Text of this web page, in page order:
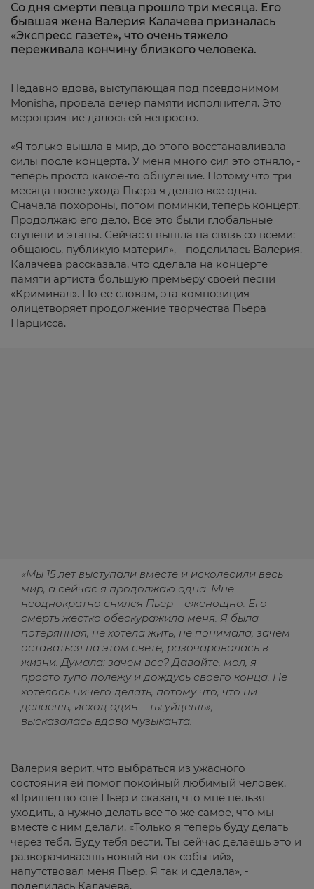
Со дня смерти певца прошло три месяца. Его
бывшая жена Валерия Калачева призналась
«Экспресс газете», что очень тяжело
переживала кончину близкого человека.
Недавно вдова, выступающая под псевдонимом
Monisha, провела вечер памяти исполнителя. Это
мероприятие далось ей непросто.
«Я только вышла в мир, до этого восстанавливала
силы после концерта. У меня много сил это отняло, -
теперь просто какое-то обнуление. Потому что три
месяца после ухода Пьера я делаю все одна.
Сначала похороны, потом поминки, теперь концерт.
Продолжаю его дело. Все это были глобальные
ступени и этапы. Сейчас я вышла на связь со всеми:
общаюсь, публикую материл», - поделилась Валерия.
Калачева рассказала, что сделала на концерте
памяти артиста большую премьеру своей песни
«Криминал». По ее словам, эта композиция
олицетворяет продолжение творчества Пьера
Нарцисса.
«Мы 15 лет выступали вместе и исколесили весь
мир, а сейчас я продолжаю одна. Мне
неоднократно снился Пьер – еженощно. Его
смерть жестко обескуражила меня. Я была
потерянная, не хотела жить, не понимала, зачем
оставаться на этом свете, разочаровалась в
жизни. Думала: зачем все? Давайте, мол, я
просто тупо полежу и дождусь своего конца. Не
хотелось ничего делать, потому что, что ни
делаешь, исход один – ты уйдешь», -
высказалась вдова музыканта.
Валерия верит, что выбраться из ужасного
состояния ей помог покойный любимый человек.
«Пришел во сне Пьер и сказал, что мне нельзя
уходить, а нужно делать все то же самое, что мы
вместе с ним делали. «Только я теперь буду делать
через тебя. Буду тебя вести. Ты сейчас делаешь это и
разворачиваешь новый виток событий», -
напутствовал меня Пьер. Я так и сделала», -
поделилась Калачева.